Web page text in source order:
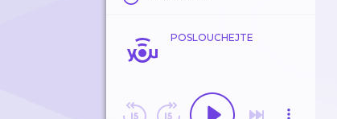
POSLOUCHEJTE